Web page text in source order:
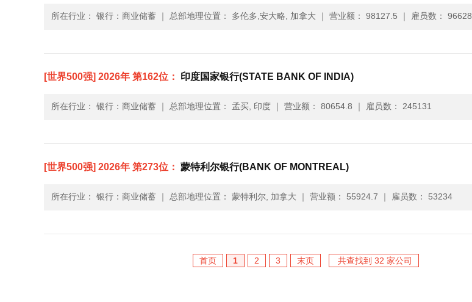
所在行业： 银行：商业储蓄 ｜ 总部地理位置： 多伦多,安大略, 加拿大 ｜ 营业额： 98127.5 ｜ 雇员数： 96628
[世界500强] 2026年 第162位： 印度国家银行(STATE BANK OF INDIA)
所在行业： 银行：商业储蓄 ｜ 总部地理位置： 孟买, 印度 ｜ 营业额： 80654.8 ｜ 雇员数： 245131
[世界500强] 2026年 第273位： 蒙特利尔银行(BANK OF MONTREAL)
所在行业： 银行：商业储蓄 ｜ 总部地理位置： 蒙特利尔, 加拿大 ｜ 营业额： 55924.7 ｜ 雇员数： 53234
首页 1 2 3 末页 共查找到 32 家公司